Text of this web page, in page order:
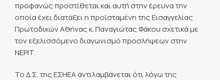
προφανώς προστίθεται και αυτή στην έρευνα την
οποία έχει διατάξει η προϊσταμένη της Εισαγγελίας
Πρωτοδικών Αθήνας κ. Παναγιώτας Φάκου σχετικά με
τον εξελισσόμενο διαγωνισμό προσλήψεων στην
ΝΕΡΙΤ.
Το Δ.Σ. της ΕΣΗΕΑ αντιλαμβάνεται ότι λόγω της